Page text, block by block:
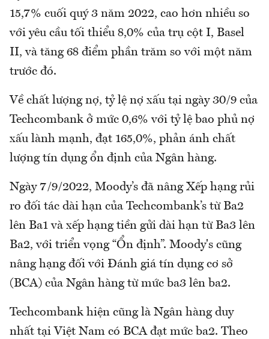
15,7% cuối quý 3 năm 2022, cao hơn nhiều so
với yêu cầu tối thiểu 8,0% của trụ cột I, Basel
II, và tăng 68 điểm phần trăm so với một năm
trước đó.
Về chất lượng nợ, tỷ lệ nợ xấu tại ngày 30/9 của
Techcombank ở mức 0,6% với tỷ lệ bao phủ nợ
xấu lành mạnh, đạt 165,0%, phản ánh chất
lượng tín dụng ổn định của Ngân hàng.
Ngày 7/9/2022, Moody’s đã nâng Xếp hạng rủi
ro đối tác dài hạn của Techcombank’s từ Ba2
lên Ba1 và xếp hạng tiền gửi dài hạn từ Ba3 lên
Ba2, với triển vọng “Ổn định”. Moody's cũng
nâng hạng đối với Đánh giá tín dụng cơ sở
(BCA) của Ngân hàng từ mức ba3 lên ba2.
Techcombank hiện cũng là Ngân hàng duy
nhất tại Việt Nam có BCA đạt mức ba2. Theo